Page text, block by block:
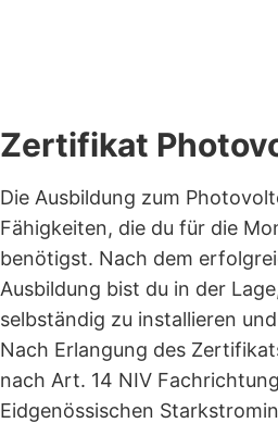
Zertifikat
Die Ausbildung zum
Fähigkeiten, die du für die
benötigst. Nach dem
Ausbildung bist du in der
selbständig zu installieren
Nach Erlangung des
nach Art. 14 NIV
Eidgenössischen